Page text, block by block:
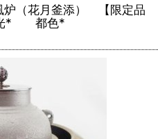
炉（花月釜添） 【限定品
* 都色*